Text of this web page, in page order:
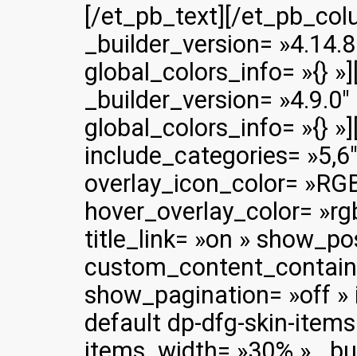
[/et_pb_text][/
_builder_version=
global_colors_info= »{}
_builder_version=
global_colors_info= »{}
include_categories=
overlay_icon_color=
hover_overlay_color=
title_link= »on »
show_pagination= »off
default dp-dfg-skin-